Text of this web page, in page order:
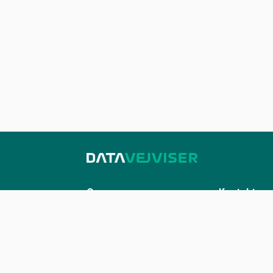
Om os Kontakt